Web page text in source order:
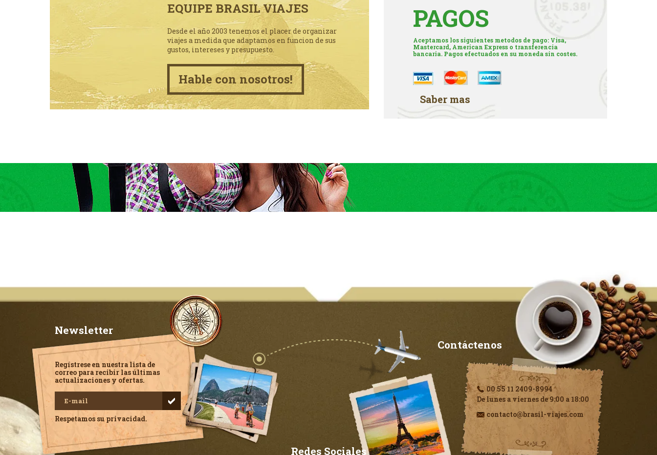
EQUIPE BRASIL VIAJES
Desde el año 2003 tenemos el placer de organizar
viajes a medida que adaptamos en funcion de sus
gustos, intereses y presupuesto.
Hable con nosotros!
PAGOS
Aceptamos los siguientes metodos de pago: Visa,
Mastercard, American Express o transferencia
bancaria. Pagos efectuados en su moneda sin costes.
Saber mas
Newsletter
Regístrese en nuestra lista de
correo para recibir las últimas
actualizaciones y ofertas.
Respetamos su privacidad.
Contáctenos
00 55 11 2409-8994
De lunes a viernes de 9:00 a 18:00
contacto@brasil-viajes.com
Redes Sociales